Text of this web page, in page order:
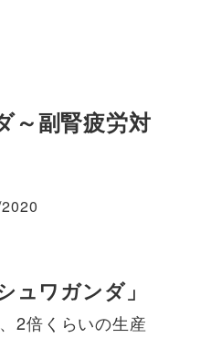
～副腎疲労対
ュワガンダ」
2倍くらいの生産